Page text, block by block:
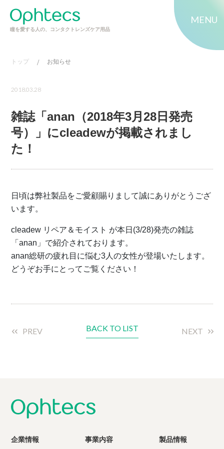
瞳を愛する人の、コンタクトレンズケア用品
MENU
トップ / お知らせ
2018.03.28
雑誌「anan（2018年3月28日発売
号）」にcleadewが掲載されまし
た！
日頃は弊社製品をご愛顧賜りまして誠にありがとうござ
います。
cleadew リペア＆モイスト が本日(3/28)発売の雑誌
「anan」で紹介されております。
anan総研の疲れ目に悩む3人の女性が登場いたします。
どうぞお手にとってご覧ください！
PREV BACK TO LIST NEXT
企業情報 事業内容 製品情報